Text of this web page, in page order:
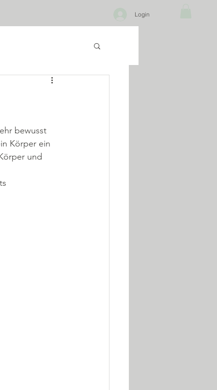
Login
bewusst
Körper ein
und